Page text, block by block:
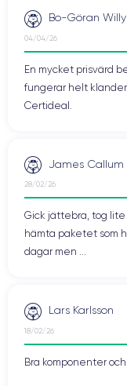
Bo-Göran
04/04/26
En mycket prisvärd
fungerar helt
Certideal.
James
28/02/26
Gick jättebra, tog lite
hämta paketet som
dagar men ...
Lars Karlsson
18/02/26
Bra komponenter